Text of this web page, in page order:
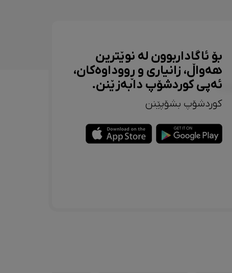
بۆ ئاگاداربوون لە نوێترین
هەواڵ، زانیاری و ڕووداوەکان،
ئەپی کوردشۆپ دابەزێنن.
کوردشۆپ بشۆپێنن